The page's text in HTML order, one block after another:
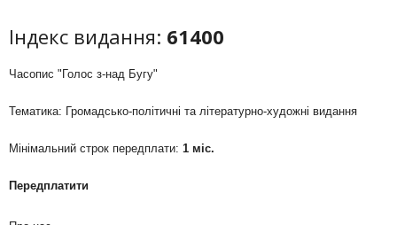
Індекс видання: 61400
Часопис "Голос з-над Бугу"
Тематика: Громадсько-політичні та літературно-художні видання
Мінімальний строк передплати: 1 міс.
Передплатити